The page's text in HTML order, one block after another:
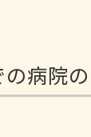
病院